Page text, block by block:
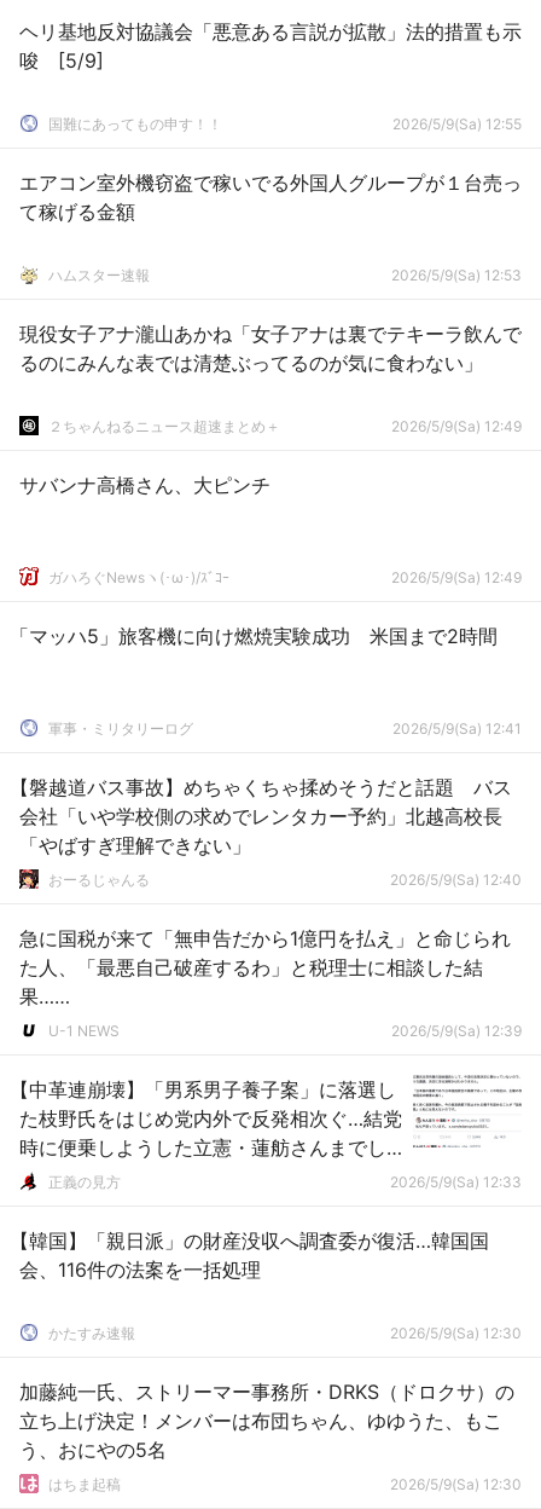
ヘリ基地反対協議会「悪意ある言説が拡散」法的措置も示
唆 [5/9]
国難にあってもの申す！！ 2026/5/9(Sa) 12:55
エアコン室外機窃盗で稼いでる外国人グループが１台売っ
て稼げる金額
ハムスター速報 2026/5/9(Sa) 12:53
現役女子アナ瀧山あかね「女子アナは裏でテキーラ飲んで
るのにみんな表では清楚ぶってるのが気に食わない」
２ちゃんねるニュース超速まとめ＋ 2026/5/9(Sa) 12:49
サバンナ高橋さん、大ピンチ
ガハろぐNewsヽ(･ω･)/ｽﾞｺｰ 2026/5/9(Sa) 12:49
「マッハ5」旅客機に向け燃焼実験成功 米国まで2時間
軍事・ミリタリーログ 2026/5/9(Sa) 12:41
【磐越道バス事故】めちゃくちゃ揉めそうだと話題 バス
会社「いや学校側の求めでレンタカー予約」北越高校長
「やばすぎ理解できない」
おーるじゃんる 2026/5/9(Sa) 12:40
急に国税が来て「無申告だから1億円を払え」と命じられ
た人、「最悪自己破産するわ」と税理士に相談した結
果……
U-1 NEWS 2026/5/9(Sa) 12:39
【中革連崩壊】「男系男子養子案」に落選し
た枝野氏をはじめ党内外で反発相次ぐ…結党
時に便乗しようした立憲・蓮舫さんまでし
ゃしゃり出てくる
正義の見方 2026/5/9(Sa) 12:33
【韓国】「親日派」の財産没収へ調査委が復活…韓国国
会、116件の法案を一括処理
かたすみ速報 2026/5/9(Sa) 12:30
加藤純一氏、ストリーマー事務所・DRKS（ドロクサ）の
立ち上げ決定！メンバーは布団ちゃん、ゆゆうた、もこ
う、おにやの5名
はちま起稿 2026/5/9(Sa) 12:30